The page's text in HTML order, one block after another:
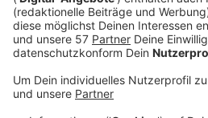
dreimalige Deutsche
hat sie in der Türkei,
Wunschspielerin für diese